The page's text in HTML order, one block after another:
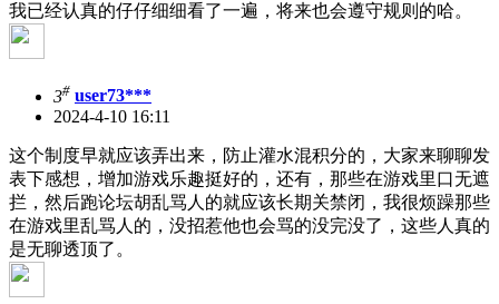
我已经认真的仔仔细细看了一遍，将来也会遵守规则的哈。
3# user73***
2024-4-10 16:11
这个制度早就应该弄出来，防止灌水混积分的，大家来聊聊发
表下感想，增加游戏乐趣挺好的，还有，那些在游戏里口无遮
拦，然后跑论坛胡乱骂人的就应该长期关禁闭，我很烦躁那些
在游戏里乱骂人的，没招惹他也会骂的没完没了，这些人真的
是无聊透顶了。